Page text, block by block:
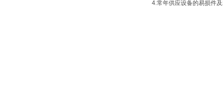
4.常年供应设备的易损件